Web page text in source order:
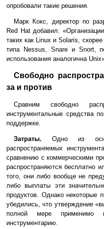
опробовали такие решения.
Марк Кокс, директор по
Red Hat добавил:
таких как Linux и Solaris,
типа Nessus, Snare и Snort,
использования аналогична
Свободно
за и против
Сравним свободно
инструментальные средства
поддержке.
Затраты. Одно из
распространяемых
сравнению с коммерческими
распространяются бесплатно
того, они либо вообще не
либо выплаты эти
продуктов. Однако некоторые
убедились, что утверждение
полной мере применимо к
инструментарию.